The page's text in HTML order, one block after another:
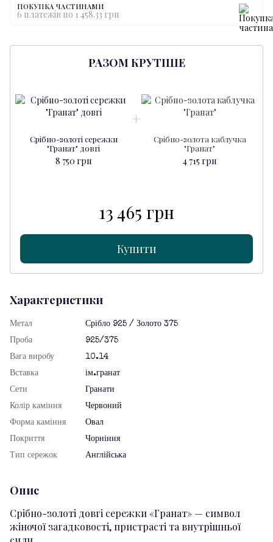
ПОКУПКА ЧАСТИНАМИ
6 платежів по 1 458.33 грн
РАЗОМ КРУТІШЕ
Срібно-золоті сережки
"Гранат" довгі
8 750 грн
Срібно-золота каблучка
"Гранат"
4 715 грн
13 465 грн
Купити
Характеристики
Метал
Срібло 925 / Золото 375
Проба
925/375
Вага виробу
10.14
Вставка
ім.гранат
Сети
Гранати
Колір каміння
Червоний
Форма каміння
Овал
Покриття
Чорніння
Тип сережок
Англійська
Опис
Срібно-золоті довгі сережки «Гранат» — символ
жіночої загадковості, пристрасті та внутрішньої